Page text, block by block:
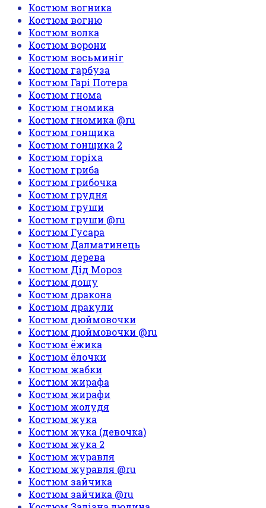
Костюм вогника
Костюм вогню
Костюм волка
Костюм ворони
Костюм восьминіг
Костюм гарбуза
Костюм Гарі Потера
Костюм гнома
Костюм гномика
Костюм гномика @ru
Костюм гонщика
Костюм гонщика 2
Костюм горіха
Костюм гриба
Костюм грибочка
Костюм грудня
Костюм груши
Костюм груши @ru
Костюм Гусара
Костюм Далматинець
Костюм дерева
Костюм Дід Мороз
Костюм дощу
Костюм дракона
Костюм дракули
Костюм дюймовочки
Костюм дюймовочки @ru
Костюм ёжика
Костюм ёлочки
Костюм жабки
Костюм жирафа
Костюм жирафи
Костюм жолудя
Костюм жука
Костюм жука (девочка)
Костюм жука 2
Костюм журавля
Костюм журавля @ru
Костюм зайчика
Костюм зайчика @ru